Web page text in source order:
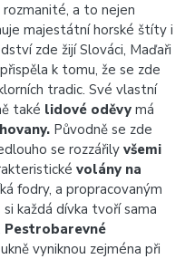
a to nejen
majestátní horské štíty i
zde žijí Slováci, Maďaři
k tomu, že se zde
tradic. Své vlastní
také lidové oděvy má
Původně se zde
se rozzářily všemi
volány na
fodry, a propracovaným
každá dívka tvoří sama
Pestrobarevné
vyniknou zejména při